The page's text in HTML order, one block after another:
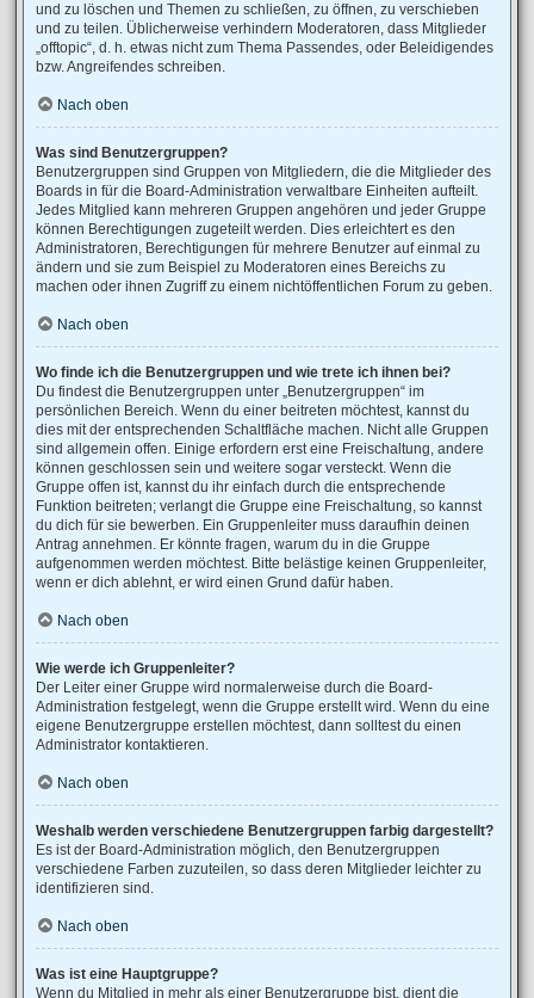
und zu löschen und Themen zu schließen, zu öffnen, zu verschieben
und zu teilen. Üblicherweise verhindern Moderatoren, dass Mitglieder
„offtopic“, d. h. etwas nicht zum Thema Passendes, oder Beleidigendes
bzw. Angreifendes schreiben.
Nach oben
Was sind Benutzergruppen?
Benutzergruppen sind Gruppen von Mitgliedern, die die Mitglieder des
Boards in für die Board-Administration verwaltbare Einheiten aufteilt.
Jedes Mitglied kann mehreren Gruppen angehören und jeder Gruppe
können Berechtigungen zugeteilt werden. Dies erleichtert es den
Administratoren, Berechtigungen für mehrere Benutzer auf einmal zu
ändern und sie zum Beispiel zu Moderatoren eines Bereichs zu
machen oder ihnen Zugriff zu einem nichtöffentlichen Forum zu geben.
Nach oben
Wo finde ich die Benutzergruppen und wie trete ich ihnen bei?
Du findest die Benutzergruppen unter „Benutzergruppen“ im
persönlichen Bereich. Wenn du einer beitreten möchtest, kannst du
dies mit der entsprechenden Schaltfläche machen. Nicht alle Gruppen
sind allgemein offen. Einige erfordern erst eine Freischaltung, andere
können geschlossen sein und weitere sogar versteckt. Wenn die
Gruppe offen ist, kannst du ihr einfach durch die entsprechende
Funktion beitreten; verlangt die Gruppe eine Freischaltung, so kannst
du dich für sie bewerben. Ein Gruppenleiter muss daraufhin deinen
Antrag annehmen. Er könnte fragen, warum du in die Gruppe
aufgenommen werden möchtest. Bitte belästige keinen Gruppenleiter,
wenn er dich ablehnt, er wird einen Grund dafür haben.
Nach oben
Wie werde ich Gruppenleiter?
Der Leiter einer Gruppe wird normalerweise durch die Board-
Administration festgelegt, wenn die Gruppe erstellt wird. Wenn du eine
eigene Benutzergruppe erstellen möchtest, dann solltest du einen
Administrator kontaktieren.
Nach oben
Weshalb werden verschiedene Benutzergruppen farbig dargestellt?
Es ist der Board-Administration möglich, den Benutzergruppen
verschiedene Farben zuzuteilen, so dass deren Mitglieder leichter zu
identifizieren sind.
Nach oben
Was ist eine Hauptgruppe?
Wenn du Mitglied in mehr als einer Benutzergruppe bist, dient die